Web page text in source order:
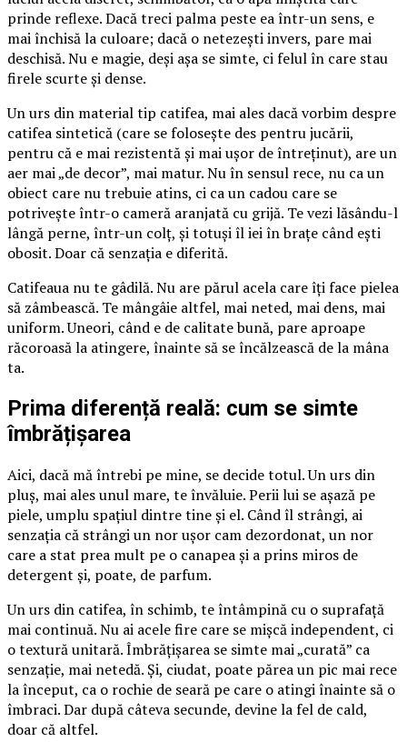
prinde reflexe. Dacă treci palma peste ea într-un sens, e
mai închisă la culoare; dacă o netezești invers, pare mai
deschisă. Nu e magie, deși așa se simte, ci felul în care stau
firele scurte și dense.
Un urs din material tip catifea, mai ales dacă vorbim despre
catifea sintetică (care se folosește des pentru jucării,
pentru că e mai rezistentă și mai ușor de întreținut), are un
aer mai „de decor”, mai matur. Nu în sensul rece, nu ca un
obiect care nu trebuie atins, ci ca un cadou care se
potrivește într-o cameră aranjată cu grijă. Te vezi lăsându-l
lângă perne, într-un colț, și totuși îl iei în brațe când ești
obosit. Doar că senzația e diferită.
Catifeaua nu te gâdilă. Nu are părul acela care îți face pielea
să zâmbească. Te mângâie altfel, mai neted, mai dens, mai
uniform. Uneori, când e de calitate bună, pare aproape
răcoroasă la atingere, înainte să se încălzească de la mâna
ta.
Prima diferență reală: cum se simte
îmbrățișarea
Aici, dacă mă întrebi pe mine, se decide totul. Un urs din
pluș, mai ales unul mare, te învăluie. Perii lui se așază pe
piele, umplu spațiul dintre tine și el. Când îl strângi, ai
senzația că strângi un nor ușor cam dezordonat, un nor
care a stat prea mult pe o canapea și a prins miros de
detergent și, poate, de parfum.
Un urs din catifea, în schimb, te întâmpină cu o suprafață
mai continuă. Nu ai acele fire care se mișcă independent, ci
o textură unitară. Îmbrățișarea se simte mai „curată” ca
senzație, mai netedă. Și, ciudat, poate părea un pic mai rece
la început, ca o rochie de seară pe care o atingi înainte să o
îmbraci. Dar după câteva secunde, devine la fel de cald,
doar că altfel.